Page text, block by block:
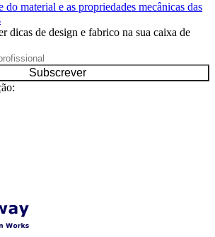
do material e as propriedades mecânicas das
dicas de design e fabrico na sua caixa de
Subscrever